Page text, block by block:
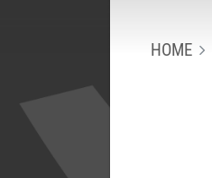
HOME